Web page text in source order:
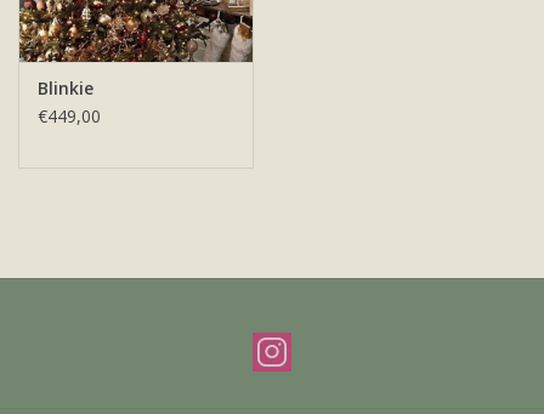
Blinkie
€449,00